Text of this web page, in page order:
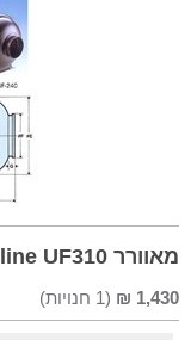
מאוורר Inline UF310
1,430
₪
(
1 חנויות)